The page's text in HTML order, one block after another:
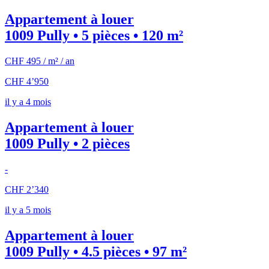
Appartement à louer
1009 Pully • 5 pièces • 120 m²
CHF 495 / m² / an
CHF 4’950
il y a 4 mois
Appartement à louer
1009 Pully • 2 pièces
-
CHF 2’340
il y a 5 mois
Appartement à louer
1009 Pully • 4.5 pièces • 97 m²